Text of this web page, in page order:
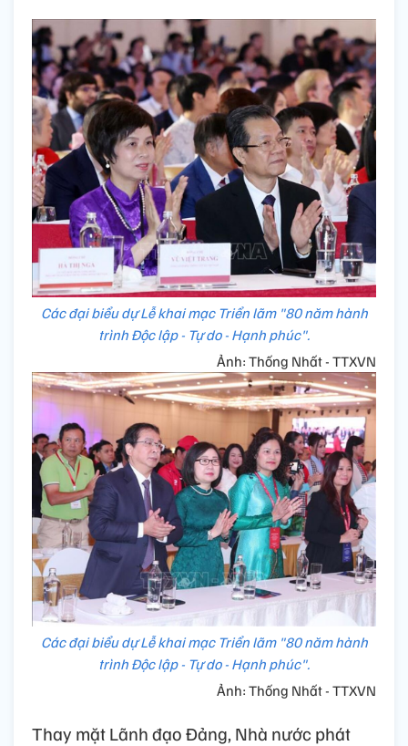
Các đại biểu dự Lễ khai mạc Triển lãm "80 năm hành
trình Độc lập - Tự do - Hạnh phúc".
Ảnh: Thống Nhất - TTXVN
Các đại biểu dự Lễ khai mạc Triển lãm "80 năm hành
trình Độc lập - Tự do - Hạnh phúc".
Ảnh: Thống Nhất - TTXVN
Thay mặt Lãnh đạo Đảng, Nhà nước phát